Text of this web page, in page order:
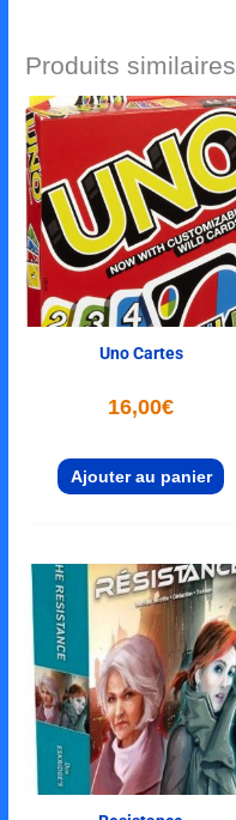
Produits similaires
Uno Cartes
16,00€
Ajouter au panier